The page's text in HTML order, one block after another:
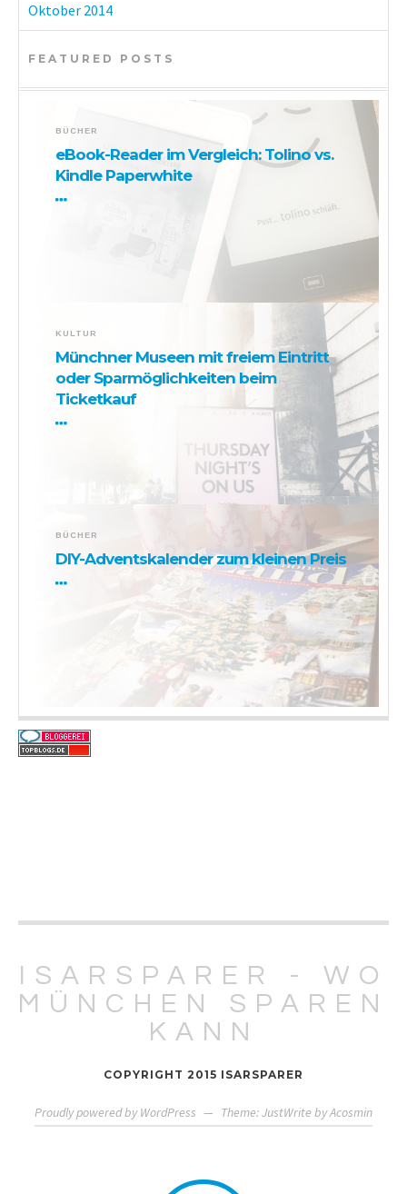
Oktober 2014
FEATURED POSTS
BÜCHER
eBook-Reader im Vergleich: Tolino vs.
Kindle Paperwhite
KULTUR
Münchner Museen mit freiem Eintritt
oder Sparmöglichkeiten beim
Ticketkauf
BÜCHER
DIY-Adventskalender zum kleinen Preis
ISARSPARER - WO
MÜNCHEN SPAREN
KANN
COPYRIGHT 2015 ISARSPARER
Proudly powered by WordPress — Theme: JustWrite byAcosmin